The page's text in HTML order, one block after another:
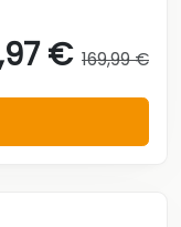
€ 169,99 €